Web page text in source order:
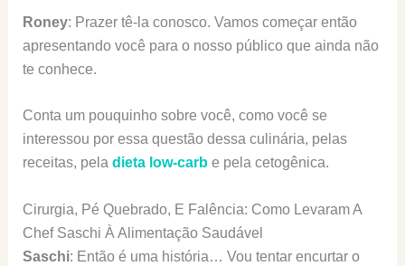
Roney: Prazer tê-la conosco. Vamos começar então
apresentando você para o nosso público que ainda não
te conhece.
Conta um pouquinho sobre você, como você se
interessou por essa questão dessa culinária, pelas
receitas, pela dieta low-carbe pela cetogênica.
Cirurgia, Pé Quebrado, E Falência: Como Levaram A
Chef Saschi À Alimentação Saudável
Saschi: Então é uma história… Vou tentar encurtar o